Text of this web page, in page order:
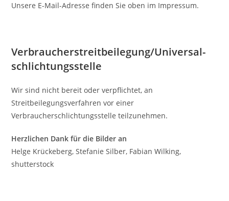
Unsere E-Mail-Adresse finden Sie oben im Impressum.
Verbraucher­streit­beilegung/Universal­
schlichtungs­stelle
Wir sind nicht bereit oder verpflichtet, an
Streitbeilegungsverfahren vor einer
Verbraucherschlichtungsstelle teilzunehmen.
Herzlichen Dank für die Bilder an
Helge Krückeberg, Stefanie Silber, Fabian Wilking,
shutterstock